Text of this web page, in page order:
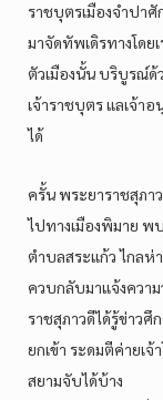
ราชบุตรเมืองจำปา
มาจัดทัพเดิรทางโดย
ตัวเมืองนั้น บริบูรณ์ด้
เจ้าราชบุตร แลเจ้า
ได้
ครั้น พระยาราชสุภา
ไปทางเมืองพิมาย พ
ตำบลสระแก้ว ไกลห่
ควบกลับมาแจ้งควา
ราชสุภาวดีได้รู้ข่าวศึ
ยกเข้า ระดมตีค่ายเจ้
สยามจับได้บ้าง